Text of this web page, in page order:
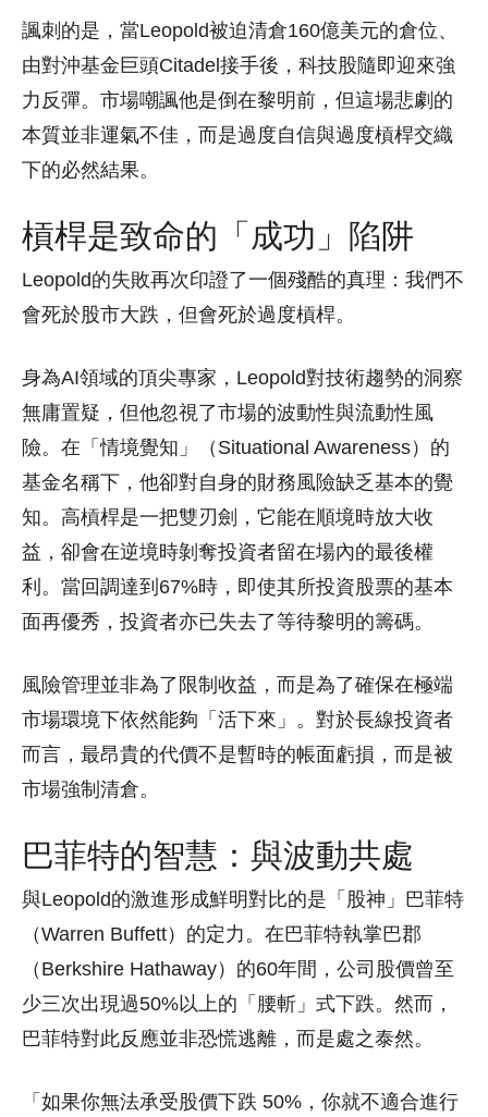
諷刺的是，當Leopold被迫清倉160億美元的倉位、
由對沖基金巨頭Citadel接手後，科技股隨即迎來強
力反彈。市場嘲諷他是倒在黎明前，但這場悲劇的
本質並非運氣不佳，而是過度自信與過度槓桿交織
下的必然結果。
槓桿是致命的「成功」陷阱
Leopold的失敗再次印證了一個殘酷的真理：我們不
會死於股市大跌，但會死於過度槓桿。
身為AI領域的頂尖專家，Leopold對技術趨勢的洞察
無庸置疑，但他忽視了市場的波動性與流動性風
險。在「情境覺知」（Situational Awareness）的
基金名稱下，他卻對自身的財務風險缺乏基本的覺
知。高槓桿是一把雙刃劍，它能在順境時放大收
益，卻會在逆境時剝奪投資者留在場內的最後權
利。當回調達到67%時，即使其所投資股票的基本
面再優秀，投資者亦已失去了等待黎明的籌碼。
風險管理並非為了限制收益，而是為了確保在極端
市場環境下依然能夠「活下來」。對於長線投資者
而言，最昂貴的代價不是暫時的帳面虧損，而是被
市場強制清倉。
巴菲特的智慧：與波動共處
與Leopold的激進形成鮮明對比的是「股神」巴菲特
（Warren Buffett）的定力。在巴菲特執掌巴郡
（Berkshire Hathaway）的60年間，公司股價曾至
少三次出現過50%以上的「腰斬」式下跌。然而，
巴菲特對此反應並非恐慌逃離，而是處之泰然。
「如果你無法承受股價下跌 50%，你就不適合進行